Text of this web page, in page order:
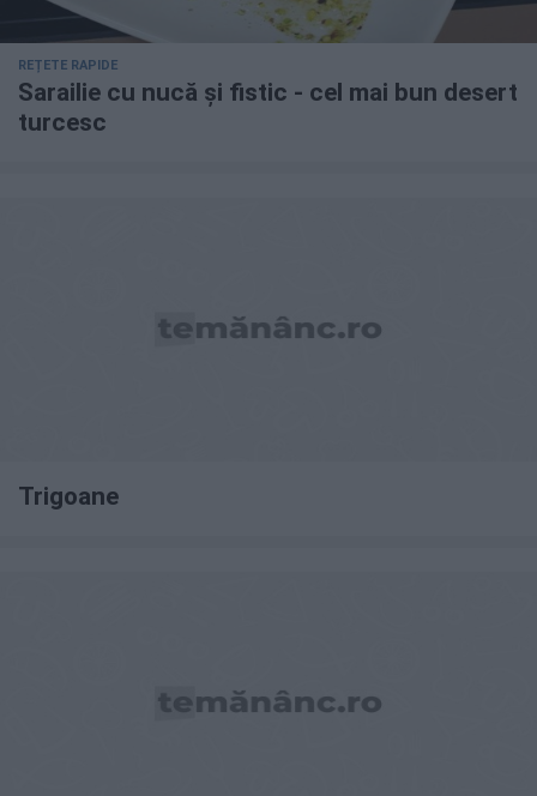
REȚETE RAPIDE
Sarailie cu nucă și fistic - cel mai bun desert
turcesc
Trigoane